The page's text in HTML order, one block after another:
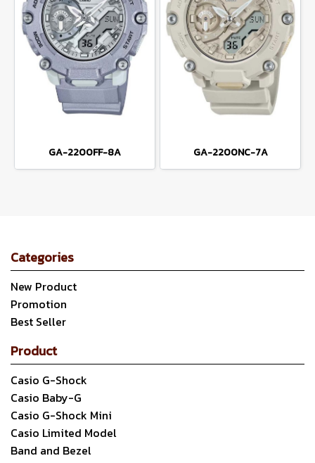
GA-2200FF-8A GA-2200NC-7A
Categories
New Product
Promotion
Best Seller
Product
Casio G-Shock
Casio Baby-G
Casio G-Shock Mini
Casio Limited Model
Band and Bezel